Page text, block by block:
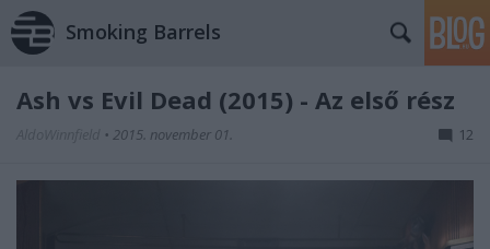
Smoking Barrels
Ash vs Evil Dead (2015) - Az első rész
• 2015. november 01. 12